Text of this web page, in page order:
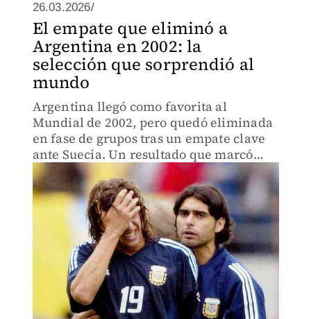
26.03.2026/
El empate que eliminó a
Argentina en 2002: la
selección que sorprendió al
mundo
Argentina llegó como favorita al
Mundial de 2002, pero quedó eliminada
en fase de grupos tras un empate clave
ante Suecia. Un resultado que marcó
uno de los mayores fracasos en la
historia de la Albiceleste.